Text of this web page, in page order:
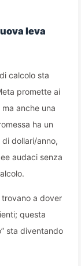
leva
calcolo sta
promette ai
anche una
ha un
dollari/anno,
audaci senza
trovano a dover
questa
sta diventando